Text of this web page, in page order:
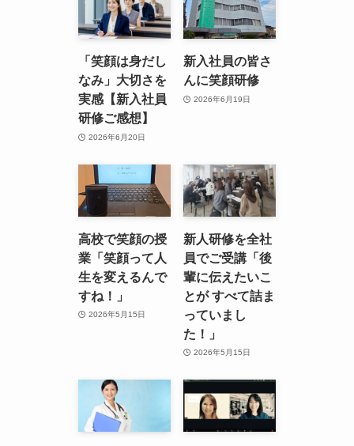
「笑顔は身だし
なみ」大切さを
実感【新入社員
研修ご感想】
2026年6月20日
新入社員の皆さ
んに笑顔研修
2026年6月19日
高校で笑顔の授
業「笑顔って人
生を変えるんで
すね！」
2026年5月15日
新人研修を全社
員でご受講「後
輩に伝えたいこ
とが すべて詰ま
っていまし
た！」
2026年5月15日